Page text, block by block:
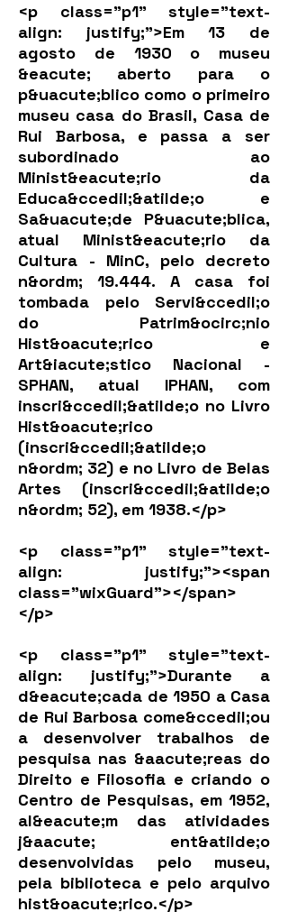
<p class="p1" style="text-
align: justify;">Em 13 de
agosto de 1930 o museu
&eacute; aberto para o
p&uacute;blico como o primeiro
museu casa do Brasil, Casa de
Rui Barbosa, e passa a ser
subordinado ao
Minist&eacute;rio da
Educa&ccedil;&atilde;o e
Sa&uacute;de P&uacute;blica,
atual Minist&eacute;rio da
Cultura - MinC, pelo decreto
n&ordm; 19.444. A casa foi
tombada pelo Servi&ccedil;o
do Patrim&ocirc;nio
Hist&oacute;rico e
Art&iacute;stico Nacional -
SPHAN, atual IPHAN, com
inscri&ccedil;&atilde;o no Livro
Hist&oacute;rico
(inscri&ccedil;&atilde;o
n&ordm; 32) e no Livro de Belas
Artes (inscri&ccedil;&atilde;o
n&ordm; 52), em 1938.</p>
<p class="p1" style="text-
align: justify;"><span
class="wixGuard">​</span>
</p>
<p class="p1" style="text-
align: justify;">Durante a
d&eacute;cada de 1950 a Casa
de Rui Barbosa come&ccedil;ou
a desenvolver trabalhos de
pesquisa nas &aacute;reas do
Direito e Filosofia e criando o
Centro de Pesquisas, em 1952,
al&eacute;m das atividades
j&aacute; ent&atilde;o
desenvolvidas pelo museu,
pela biblioteca e pelo arquivo
hist&oacute;rico.</p>